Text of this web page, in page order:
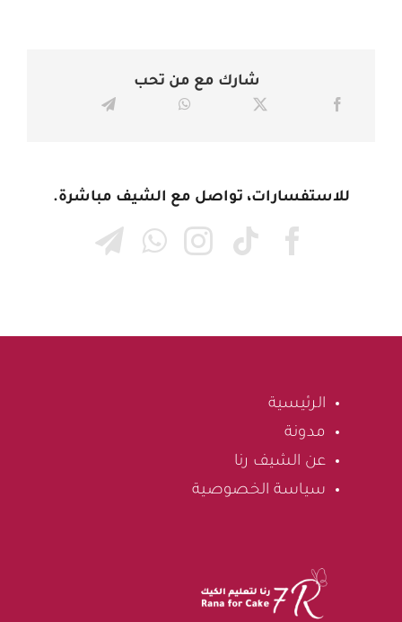
شارك مع من تحب
للاستفسارات، تواصل مع الشيف مباشرة.
الرئيسية
مدونة
عن الشيف رنا
سياسة الخصوصية